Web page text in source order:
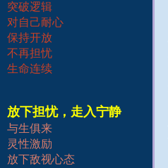
突破逻辑
对自己耐心
保持开放
不再担忧
生命连续
放下担忧，走入宁静
与生俱来
灵性激励
放下敌视心态